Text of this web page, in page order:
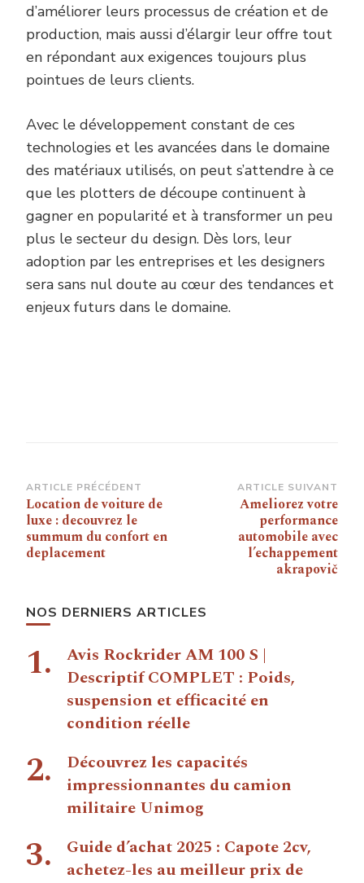
d’améliorer leurs processus de création et de
production, mais aussi d’élargir leur offre tout
en répondant aux exigences toujours plus
pointues de leurs clients.
Avec le développement constant de ces
technologies et les avancées dans le domaine
des matériaux utilisés, on peut s’attendre à ce
que les plotters de découpe continuent à
gagner en popularité et à transformer un peu
plus le secteur du design. Dès lors, leur
adoption par les entreprises et les designers
sera sans nul doute au cœur des tendances et
enjeux futurs dans le domaine.
Navigation
d’article
ARTICLE PRÉCÉDENT
Location de voiture de
luxe : decouvrez le
summum du confort en
deplacement
ARTICLE SUIVANT
Ameliorez votre
performance
automobile avec
l’echappement
akrapovič
NOS DERNIERS ARTICLES
Avis Rockrider AM 100 S |
Descriptif COMPLET : Poids,
suspension et efficacité en
condition réelle
Découvrez les capacités
impressionnantes du camion
militaire Unimog
Guide d’achat 2025 : Capote 2cv,
achetez-les au meilleur prix de